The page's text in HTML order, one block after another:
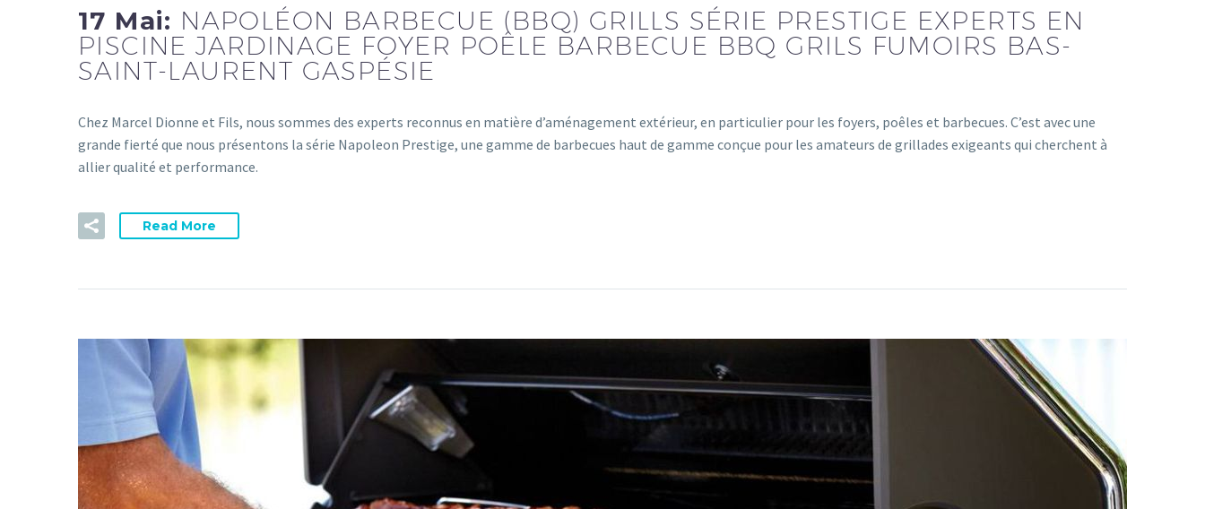
17 Mai: NAPOLÉON BARBECUE (BBQ) GRILLS SÉRIE PRESTIGE EXPERTS EN
PISCINE JARDINAGE FOYER POÊLE BARBECUE BBQ GRILS FUMOIRS BAS-
SAINT-LAURENT GASPÉSIE
Chez Marcel Dionne et Fils, nous sommes des experts reconnus en matière d’aménagement extérieur, en particulier pour les foyers, poêles et barbecues. C’est avec une
grande fierté que nous présentons la série Napoleon Prestige, une gamme de barbecues haut de gamme conçue pour les amateurs de grillades exigeants qui cherchent à
allier qualité et performance.
Read More